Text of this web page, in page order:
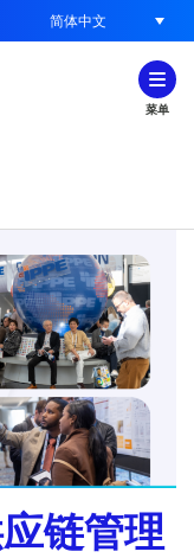
简体中文
菜单
链管理